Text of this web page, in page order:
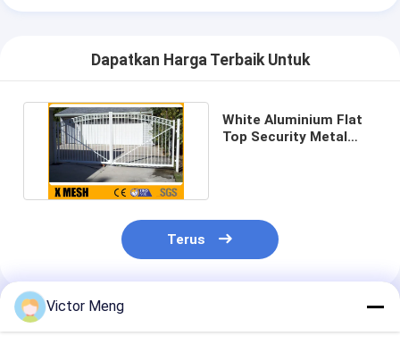
Dapatkan Harga Terbaik Untuk
White Aluminium Flat
Top Security Metal
Terus
Rekomendasi Produk
Victor Meng